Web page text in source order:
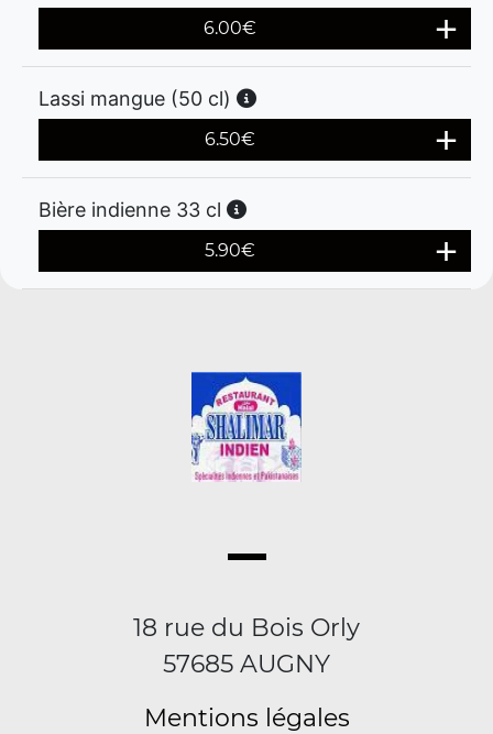
6.00€
Lassi mangue (50 cl)
6.50€
Bière indienne 33 cl
5.90€
18 rue du Bois Orly
57685 AUGNY
Mentions légales